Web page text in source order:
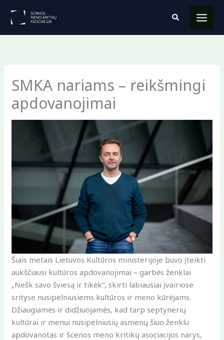
prie
Paieška
SMKA nariams – reikšmingi
apdovanojimai
Šiais metais Lietuvos Kultūros ministerijoje buvo įteikti
aukščiausi kultūros apdovanojimai – garbės ženklai
„Nešk savo šviesą ir tikėk“, skirti labiausiai įvairiose
srityse nusipelniusiems kultūros ir meno kūrėjams.
Džiaugiamės ir didžiuojamės, kad tarp septynerių
kultūrai ir menui nusipelniusių asmenų šiuo ženklu
apdovanotas ir Scenos meno kritikų asociacijos narys,